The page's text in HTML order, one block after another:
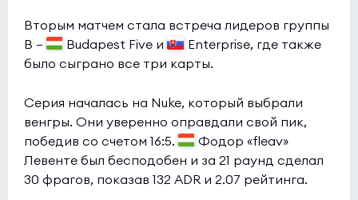
Вторым матчем стала встреча лидеров группы
B —
Budapest Five и
Enterprise, где также
было сыграно все три карты.
Серия началась на Nuke, который выбрали
венгры. Они уверенно оправдали свой пик,
победив со счетом 16:5.
Фодор «fleav»
Левенте был бесподобен и за 21 раунд сделал
30 фрагов, показав 132 ADR и 2.07 рейтинга.